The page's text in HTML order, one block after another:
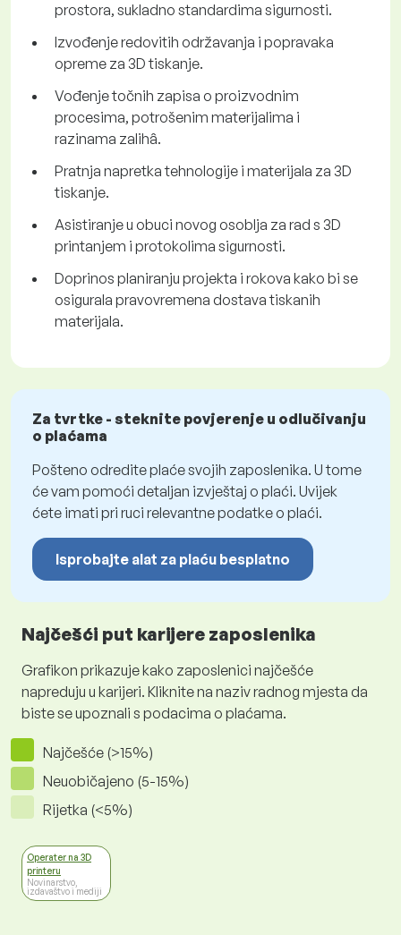
prostora, sukladno standardima sigurnosti.
Izvođenje redovitih održavanja i popravaka
opreme za 3D tiskanje.
Vođenje točnih zapisa o proizvodnim
procesima, potrošenim materijalima i
razinama zalihâ.
Pratnja napretka tehnologije i materijala za 3D
tiskanje.
Asistiranje u obuci novog osoblja za rad s 3D
printanjem i protokolima sigurnosti.
Doprinos planiranju projekta i rokova kako bi se
osigurala pravovremena dostava tiskanih
materijala.
Za tvrtke - steknite povjerenje u odlučivanju
o plaćama
Pošteno odredite plaće svojih zaposlenika. U tome
će vam pomoći detaljan izvještaj o plaći. Uvijek
ćete imati pri ruci relevantne podatke o plaći.
Isprobajte alat za plaću besplatno
Najčešći put karijere zaposlenika
Grafikon prikazuje kako zaposlenici najčešće
napreduju u karijeri. Kliknite na naziv radnog mjesta da
biste se upoznali s podacima o plaćama.
Najčešće (>15%)
Neuobičajeno (5-15%)
Rijetka (<5%)
Operater na 3D
printeru
Novinarstvo,
izdavaštvo i mediji